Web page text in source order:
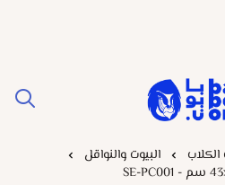
Baboonstore
البيوت والنواقل